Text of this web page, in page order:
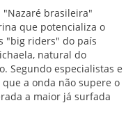
"Nazaré brasileira"
que potencializa o
"big riders" do país
natural do
Segundo especialistas e
a onda não supere o
a maior já surfada